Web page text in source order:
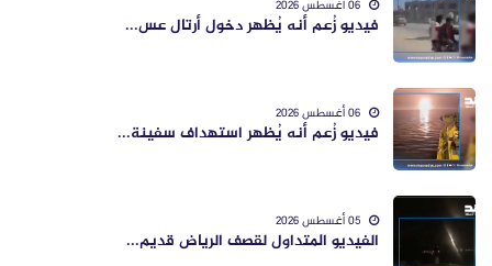
فيديو زُعم أنه يُظهر دخول أرتال عس...
فيديو زُعم أنه يُظهر استهداف سفينة...
الفيديو المتداول لقصف الرياض قديم...